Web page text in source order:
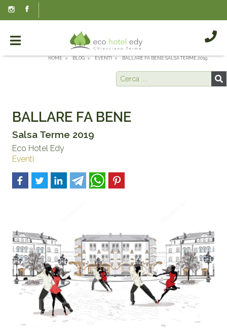
HOME BLOG EVENTI BALLARE FA BENE SALSA TERME 2019
BALLARE FA BENE
Salsa Terme 2019
Eco Hotel Edy
Eventi